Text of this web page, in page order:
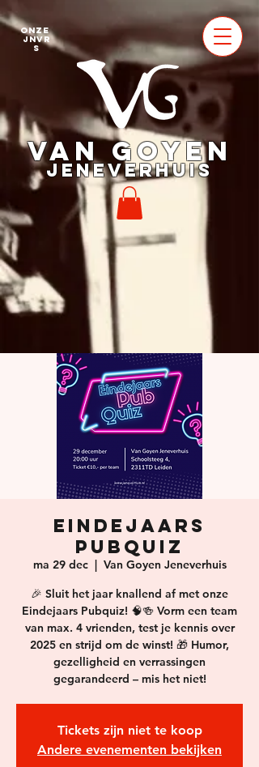
VAN GOYEN
JENEVERHUIS
Onze
jnvr
s
Eindejaars
PubQuiz
ma 29 dec
  |
Van Goyen Jeneverhuis
🎉 Sluit het jaar knallend af met onze
Eindejaars Pubquiz! 🧠🍻 Vorm een team
van max. 4 vrienden, test je kennis over
2025 en strijd om de winst! 🎁 Humor,
gezelligheid en verrassingen
gegarandeerd – mis het niet!
Tickets zijn niet te koop
Andere evenementen bekijken